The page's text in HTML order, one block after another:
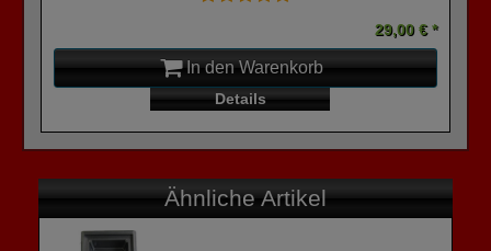
29,00 € *
In den Warenkorb
Details
Ähnliche Artikel